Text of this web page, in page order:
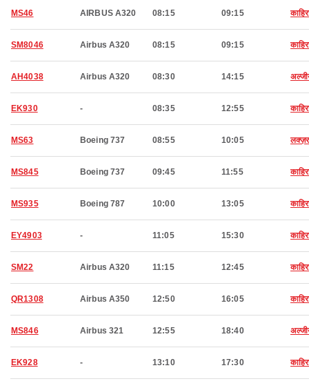
MS46 AIRBUS A320 08:15 09:15
SM8046 Airbus A320 08:15 09:15
AH4038 Airbus A320 08:30 14:15
EK930 - 08:35 12:55
MS63 Boeing 737 08:55 10:05 लक्ज़र
MS845 Boeing 737 09:45 11:55
MS935 Boeing 787 10:00 13:05
EY4903 - 11:05 15:30
SM22 Airbus A320 11:15 12:45
QR1308 Airbus A350 12:50 16:05
MS846 Airbus 321 12:55 18:40
EK928 - 13:10 17:30